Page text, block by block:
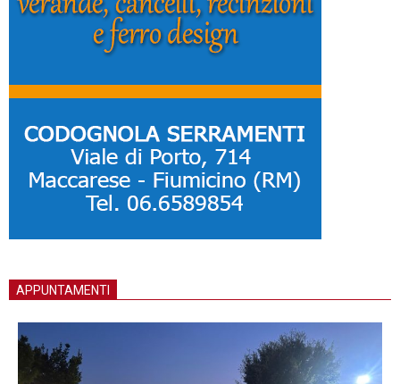
APPUNTAMENTI